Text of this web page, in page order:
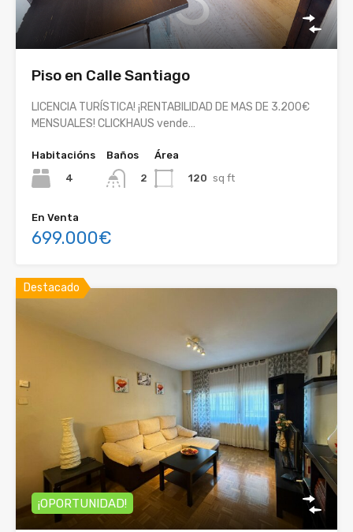
Piso en Calle Santiago
LICENCIA TURÍSTICA! ¡RENTABILIDAD DE MAS DE 3.200€
MENSUALES! CLICKHAUS vende…
Habitacións
4
Baños
2
Área
120 sq ft
En Venta
699.000€
Destacado
¡OPORTUNIDAD!